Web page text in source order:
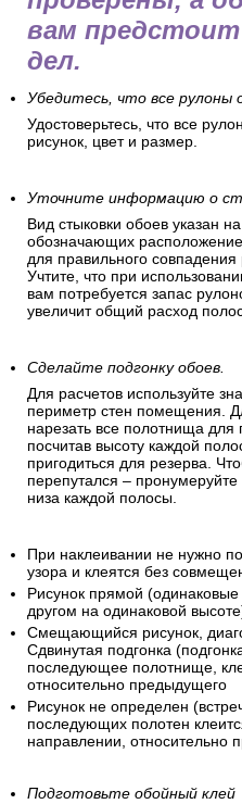
вам предстоит
дел.
Убедитесь, что все рулоны
Удостоверьтесь, что все
рисунок, цвет и размер.
Уточните информацию о
Вид стыковки обоев указан
обозначающих
для правильного
Учтите, что при
вам потребуется запас
увеличит общий расход
Сделайте подгонку обоев.
Для расчетов используйте
периметр стен помещения.
нарезать все полотнища
посчитав высоту каждой
пригодиться для резерва.
перепутался –
низа каждой полосы.
При наклеивании не нужно
узора и клеятся без
Рисунок прямой (одинаковые
другом на одинаковой
Смещающийся рисунок,
Сдвинутая подгонка
последующее полотнище,
относительно предыдущего
Рисунок не определен
последующих полотен
направлении, относительно
Подготовьте обойный клей